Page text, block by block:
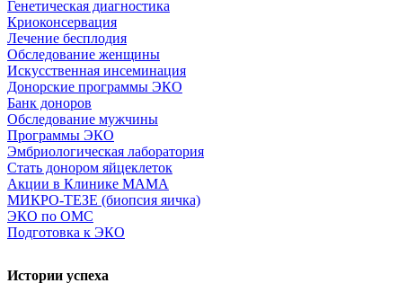
Генетическая диагностика
Криоконсервация
Лечение бесплодия
Обследование женщины
Искусственная инсеминация
Донорские программы ЭКО
Банк доноров
Обследование мужчины
Программы ЭКО
Эмбриологическая лаборатория
Стать донором яйцеклеток
Акции в Клинике МАМА
МИКРО-ТЕЗЕ (биопсия яичка)
ЭКО по ОМС
Подготовка к ЭКО
Истории успеха